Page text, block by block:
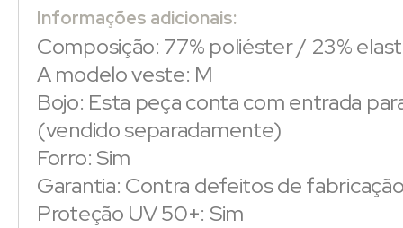
Informações adicionais:
Composição: 77% poliéster / 23%
A modelo veste: M
Bojo: Esta peça conta com entrada
(vendido separadamente)
Forro: Sim
Garantia: Contra defeitos de
Proteção UV 50+: Sim